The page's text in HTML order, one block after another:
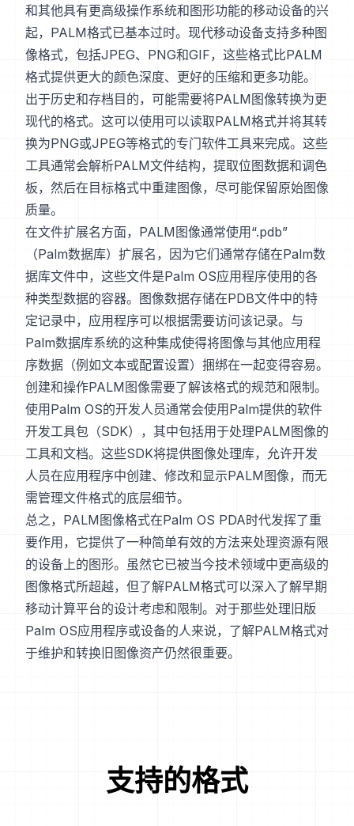
和其他具有更高级操作系统和图形功能的移动设备的兴
起，PALM格式已基本过时。现代移动设备支持多种图
像格式，包括JPEG、PNG和GIF，这些格式比PALM
格式提供更大的颜色深度、更好的压缩和更多功能。
出于历史和存档目的，可能需要将PALM图像转换为更
现代的格式。这可以使用可以读取PALM格式并将其转
换为PNG或JPEG等格式的专门软件工具来完成。这些
工具通常会解析PALM文件结构，提取位图数据和调色
板，然后在目标格式中重建图像，尽可能保留原始图像
质量。
在文件扩展名方面，PALM图像通常使用“.pdb”
（Palm数据库）扩展名，因为它们通常存储在Palm数
据库文件中，这些文件是Palm OS应用程序使用的各
种类型数据的容器。图像数据存储在PDB文件中的特
定记录中，应用程序可以根据需要访问该记录。与
Palm数据库系统的这种集成使得将图像与其他应用程
序数据（例如文本或配置设置）捆绑在一起变得容易。
创建和操作PALM图像需要了解该格式的规范和限制。
使用Palm OS的开发人员通常会使用Palm提供的软件
开发工具包（SDK），其中包括用于处理PALM图像的
工具和文档。这些SDK将提供图像处理库，允许开发
人员在应用程序中创建、修改和显示PALM图像，而无
需管理文件格式的底层细节。
总之，PALM图像格式在Palm OS PDA时代发挥了重
要作用，它提供了一种简单有效的方法来处理资源有限
的设备上的图形。虽然它已被当今技术领域中更高级的
图像格式所超越，但了解PALM格式可以深入了解早期
移动计算平台的设计考虑和限制。对于那些处理旧版
Palm OS应用程序或设备的人来说，了解PALM格式对
于维护和转换旧图像资产仍然很重要。
支持的格式